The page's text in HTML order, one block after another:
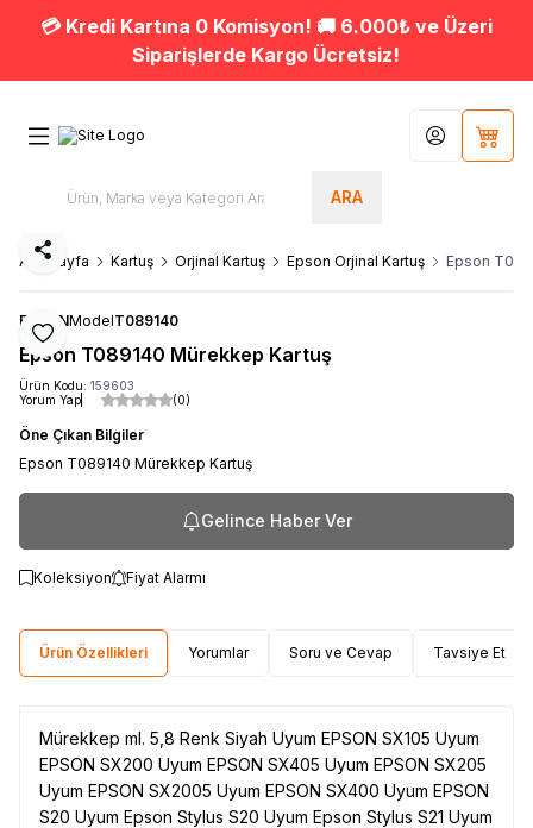
💳 Kredi Kartına 0 Komisyon! 🚚 6.000₺ ve Üzeri
Siparişlerde Kargo Ücretsiz!
ARA
Hesabım
Ana Sayfa Kartuş Orjinal Kartuş Epson Orjinal Kartuş Epson
Favoriye Ekle
Paylaş
EPSONModelT089140
Epson T089140 Mürekkep Kartuş
Ürün Kodu: 159603
Yorum Yap
(0)
Öne Çıkan Bilgiler
Epson T089140 Mürekkep Kartuş
Gelince Haber Ver
Koleksiyon Fiyat Alarmı
Ürün Özellikleri Yorumlar Soru ve Cevap Tavsiye Et
Mürekkep ml. 5,8 Renk Siyah Uyum EPSON SX105 Uyum
EPSON SX200 Uyum EPSON SX405 Uyum EPSON SX205
Uyum EPSON SX2005 Uyum EPSON SX400 Uyum EPSON
S20 Uyum Epson Stylus S20 Uyum Epson Stylus S21 Uyum